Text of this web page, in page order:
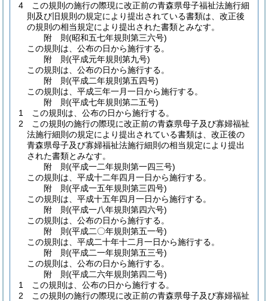
4
この規則の施行の際現に改正前の青森県母子福祉法施行細
則及び旧規則の規定により提出されている書類は、改正後
の規則の相当規定により提出された書類とみなす。
附 則(昭和五七年規則第三六号)
この規則は、公布の日から施行する。
附 則(平成元年規則第九号)
この規則は、公布の日から施行する。
附 則(平成二年規則第五四号)
この規則は、平成三年一月一日から施行する。
附 則(平成七年規則第二五号)
1
この規則は、公布の日から施行する。
2
この規則の施行の際現に改正前の青森県母子及び寡婦福祉
法施行細則の規定により提出されている書類は、改正後の
青森県母子及び寡婦福祉法施行細則の相当規定により提出
された書類とみなす。
附 則(平成一二年規則第一四三号)
この規則は、平成十二年四月一日から施行する。
附 則(平成一五年規則第三四号)
この規則は、平成十五年四月一日から施行する。
附 則(平成一八年規則第四六号)
この規則は、公布の日から施行する。
附 則(平成二〇年規則第五一号)
この規則は、平成二十年十二月一日から施行する。
附 則(平成二一年規則第五三号)
この規則は、公布の日から施行する。
附 則(平成二六年規則第四二号)
1
この規則は、公布の日から施行する。
2
この規則の施行の際現に改正前の青森県母子及び寡婦福祉